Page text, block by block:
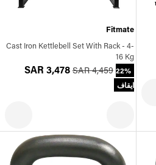
Fitmate
Cast Iron Kettlebell Set With Rack - 4-
16 Kg
SAR 3,478 SAR 4,459 22%
ايقاف